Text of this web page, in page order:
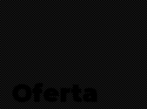
Oferta